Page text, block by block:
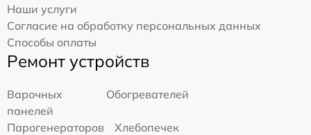
Наши услуги
Согласие на обработку персональных данных
Способы оплаты
Ремонт устройств
Варочных
панелей
Обогревателей
Парогенераторов
Хлебопечек